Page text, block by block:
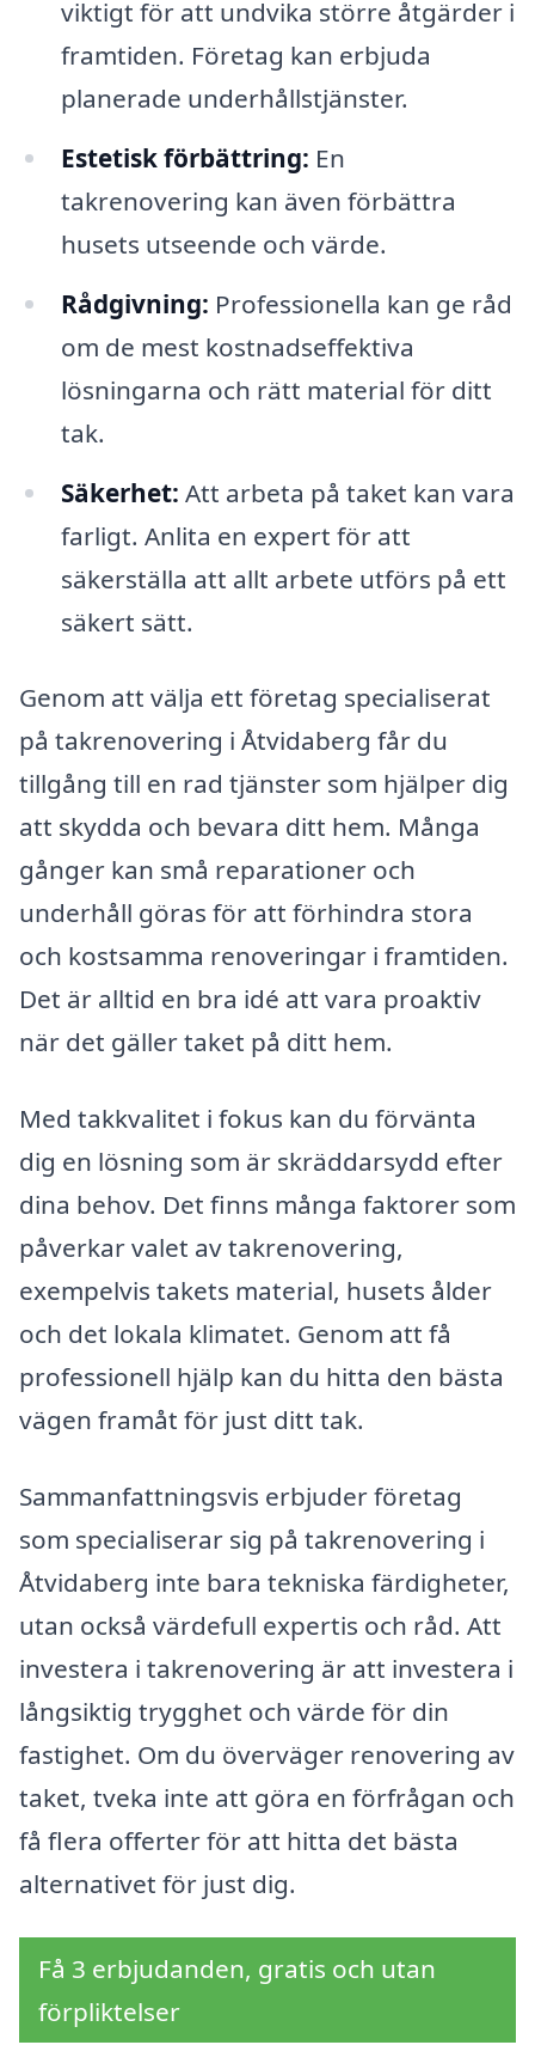
viktigt för att undvika större åtgärder i
framtiden. Företag kan erbjuda
planerade underhållstjänster.
Estetisk förbättring: En
takrenovering kan även förbättra
husets utseende och värde.
Rådgivning: Professionella kan ge råd
om de mest kostnadseffektiva
lösningarna och rätt material för ditt
tak.
Säkerhet: Att arbeta på taket kan vara
farligt. Anlita en expert för att
säkerställa att allt arbete utförs på ett
säkert sätt.
Genom att välja ett företag specialiserat
på takrenovering i Åtvidaberg får du
tillgång till en rad tjänster som hjälper dig
att skydda och bevara ditt hem. Många
gånger kan små reparationer och
underhåll göras för att förhindra stora
och kostsamma renoveringar i framtiden.
Det är alltid en bra idé att vara proaktiv
när det gäller taket på ditt hem.
Med takkvalitet i fokus kan du förvänta
dig en lösning som är skräddarsydd efter
dina behov. Det finns många faktorer som
påverkar valet av takrenovering,
exempelvis takets material, husets ålder
och det lokala klimatet. Genom att få
professionell hjälp kan du hitta den bästa
vägen framåt för just ditt tak.
Sammanfattningsvis erbjuder företag
som specialiserar sig på takrenovering i
Åtvidaberg inte bara tekniska färdigheter,
utan också värdefull expertis och råd. Att
investera i takrenovering är att investera i
långsiktig trygghet och värde för din
fastighet. Om du överväger renovering av
taket, tveka inte att göra en förfrågan och
få flera offerter för att hitta det bästa
alternativet för just dig.
Få 3 erbjudanden, gratis och utan
förpliktelser